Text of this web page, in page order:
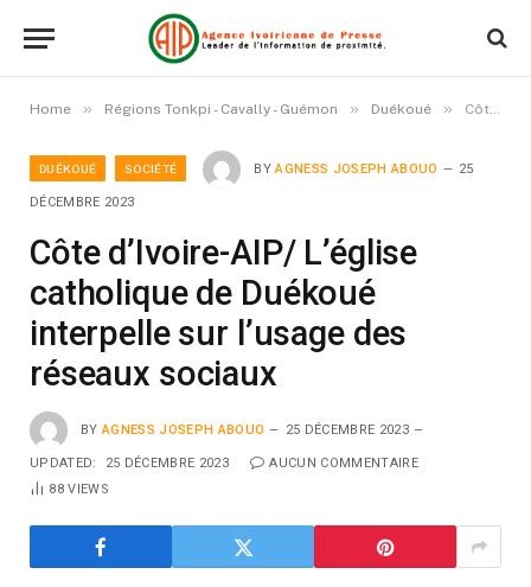
Home » Régions Tonkpi - Cavally - Guémon » Duékoué » Côte d’Ivoire-AIP/ L’église catholique de Duékoué interpelle sur l’usage des réseaux sociaux
DUÉKOUÉ SOCIÉTÉ BY AGNESS JOSEPH ABOUO 25
DÉCEMBRE 2023
Côte d’Ivoire-AIP/ L’église
catholique de Duékoué
interpelle sur l’usage des
réseaux sociaux
BY AGNESS JOSEPH ABOUO 25 DÉCEMBRE 2023
UPDATED: 25 DÉCEMBRE 2023
AUCUN COMMENTAIRE
88VIEWS